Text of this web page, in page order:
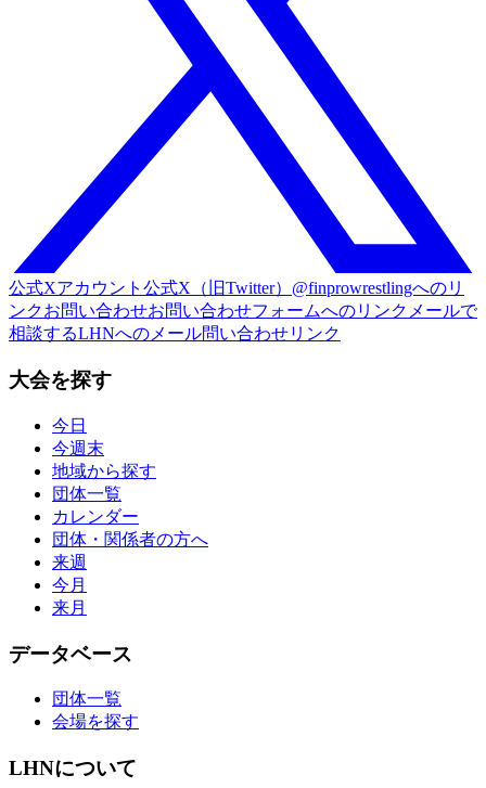
公式Xアカウント 公式X（旧Twitter）@finprowrestlingへのリ
ンクお問い合わせお問い合わせフォームへのリンク メールで
相談するLHNへのメール問い合わせリンク
大会を探す
今日
今週末
地域から探す
団体一覧
カレンダー
団体・関係者の方へ
来週
今月
来月
データベース
団体一覧
会場を探す
LHNについて